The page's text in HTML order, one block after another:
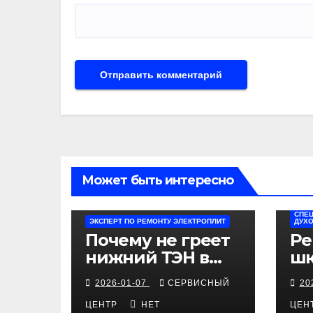
Может быть интересно
ЭКСПЕРТ ПО РЕМОНТУ ЭЛЕКТРОПЛИТ
Почему не греет
нижний ТЭН в
электроплите
Kaiser
2026-01-07 СЕРВИСНЫЙ
ЦЕНТР НЕТ